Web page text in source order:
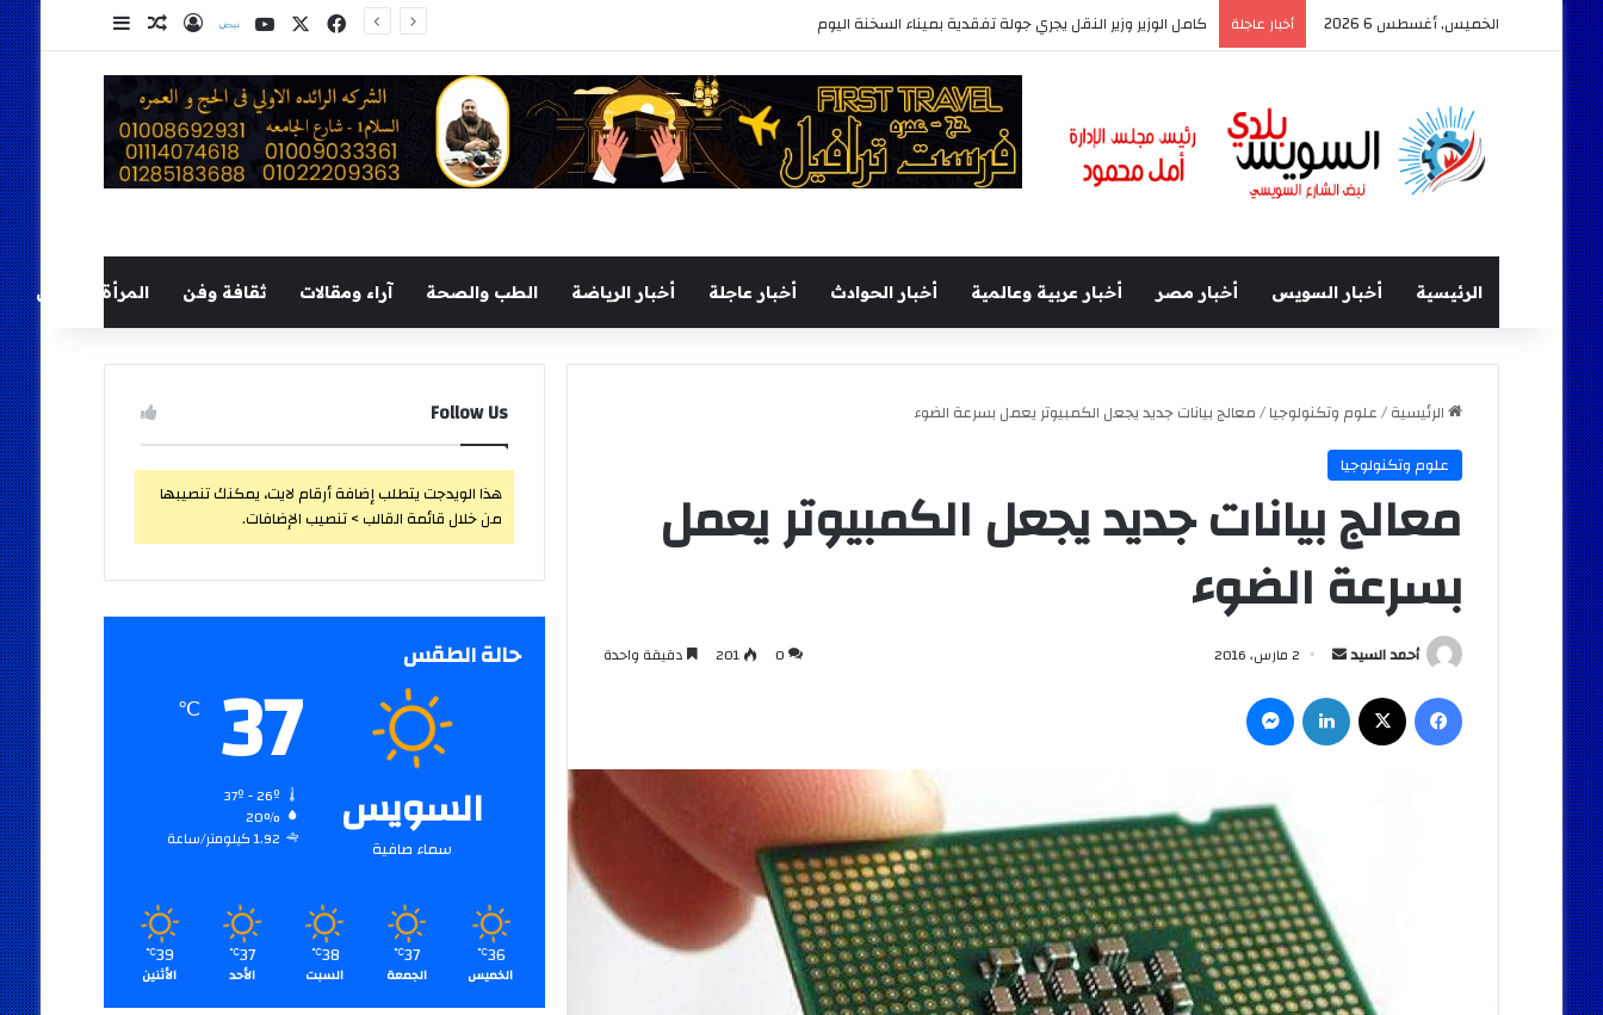
الخميس, أغسطس 6 2026 أخبار عاجلة المركز الإعلامي لمجلس الوزراء يستعرض تفاصيل طرح وزارة الإسكان وحدات سكنية بنظام الإيجار فيسبوك
‫X
‫YouTube
نلضتسجيل الدخول
مقال عشوائي
إضافة عمود
الرئيسية أخبار السويس أخبار مصر أخبار عربية وعالمية أخبار الحوادث أخبار عاجلة أخبار الرياضة الطب والصحة آراء ومقالات ثقافة وفن المرأة والطفل
الرئيسية/علوم وتكنولوجيا/معالج بيانات جديد يجعل الكمبيوتر يعمل بسرعة الضوء
علوم وتكنولوجيا
معالج بيانات جديد يجعل الكمبيوتر يعمل
بسرعة الضوء
أحمد السيد
أرسل
إلكترونيا
2 مارس، 2016 0
201 دقيقة واحدة
فيسبوك لينكدإن
Follow Us
هذا الويدجت يتطلب إضافة أرقام لايت، يمكنك تنصيبها
من خلال قائمة القالب > تنصيب الإضافات.
حالة الطقس
السويس
سماء صافية
37
℃
20%
1.92 كيلومتر/ساعة
36
℃
الخميس
37
℃
الجمعة
38
℃
السبت
37
℃
الأحد
39
℃
الأثنين